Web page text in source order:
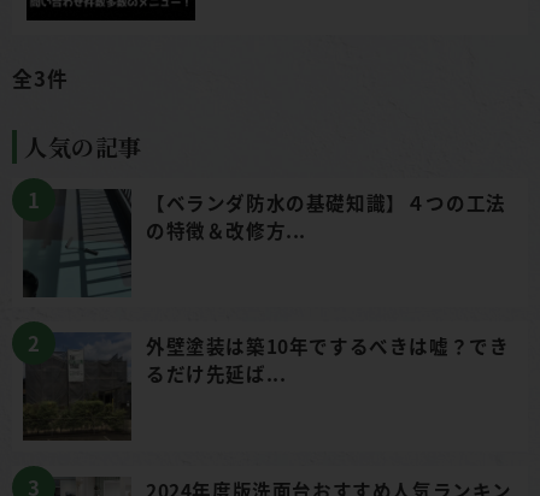
全3件
人気の記事
【ベランダ防水の基礎知識】４つの工法
の特徴＆改修方...
外壁塗装は築10年でするべきは嘘？でき
るだけ先延ば...
2024年度版洗面台おすすめ人気ランキン